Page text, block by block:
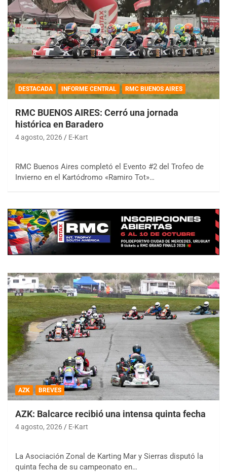
DESTACADA INFORME CENTRAL RMC BUENOS AIRES
RMC BUENOS AIRES: Cerró una jornada
histórica en Baradero
4 agosto, 2026 E-Kart
RMC Buenos Aires completó el Evento #2 del Trofeo de
Invierno en el Kartódromo «Ramiro Tot»…
AZK BREVES
AZK: Balcarce recibió una intensa quinta fecha
4 agosto, 2026 E-Kart
La Asociación Zonal de Karting Mar y Sierras disputó la
quinta fecha de su campeonato en…